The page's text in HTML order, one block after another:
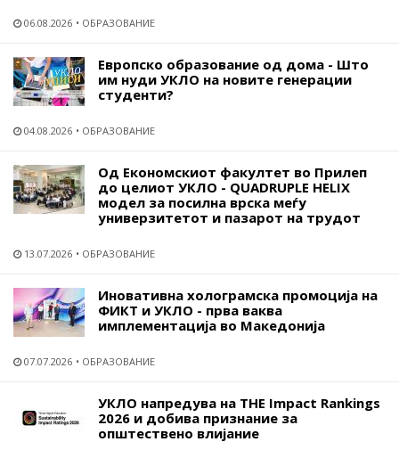
06.08.2026 ОБРАЗОВАНИЕ
Европско образование од дома - Што
им нуди УКЛО на новите генерации
студенти?
04.08.2026 ОБРАЗОВАНИЕ
Од Економскиот факултет во Прилеп
до целиот УКЛО - QUADRUPLE HELIX
модел за посилна врска меѓу
универзитетот и пазарот на трудот
13.07.2026 ОБРАЗОВАНИЕ
Иновативна холограмска промоција на
ФИКТ и УКЛО - прва ваква
имплементација во Македонија
07.07.2026 ОБРАЗОВАНИЕ
УКЛО напредува на THE Impact Rankings
2026 и добива признание за
општествено влијание